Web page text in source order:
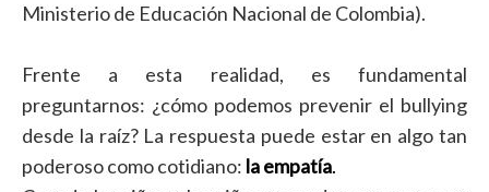
Ministerio de Educación Nacional de Colombia).
Frente a esta realidad, es fundamental
preguntarnos: ¿cómo podemos prevenir el bullying
desde la raíz? La respuesta puede estar en algo tan
poderoso como cotidiano: la empatía.